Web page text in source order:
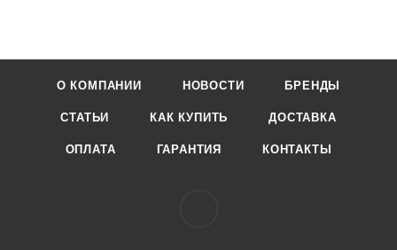
О КОМПАНИИ НОВОСТИ БРЕНДЫ
СТАТЬИ КАК КУПИТЬ ДОСТАВКА
ОПЛАТА ГАРАНТИЯ КОНТАКТЫ